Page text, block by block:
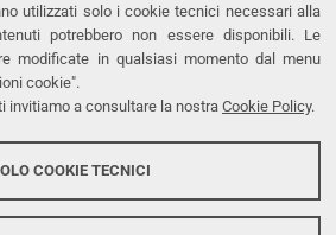
utilizzati solo i cookie tecnici necessari alla
potrebbero non essere disponibili. Le
modificate in qualsiasi momento dal menu
cookie".
invitiamo a consultare la nostra Cookie Policy.
COOKIE TECNICI
293031
personali